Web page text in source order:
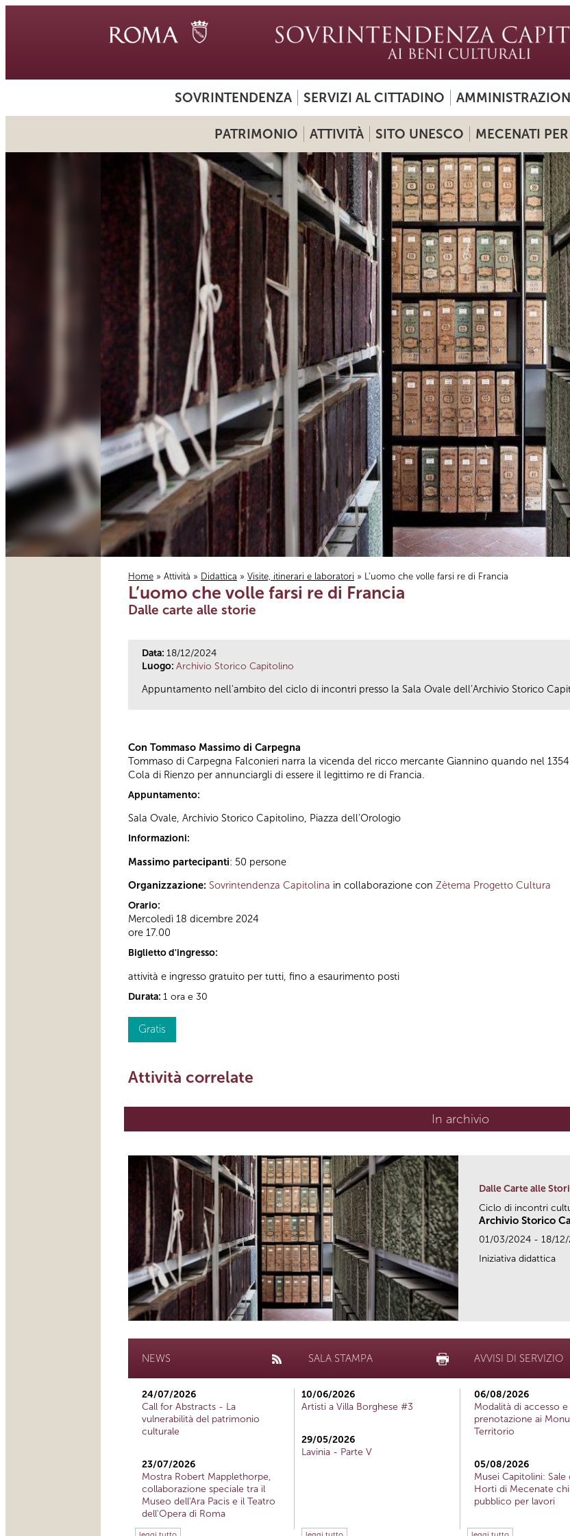
SOVRINTENDENZA SERVIZI AL CITTADINO
PATRIMONIO ATTIVITÀ SITO UNESCO MECENATI
Tu sei qui
Home » Attività » Didattica » Visite, itinerari e laboratori » L’uomo che volle farsi re di Francia
L’uomo che volle farsi re di Francia
Dalle carte alle storie
Data: 18/12/2024
Luogo: Archivio Storico Capitolino
Appuntamento nell'ambito del ciclo di incontri presso la Sala Ovale dell’Archivio Storico
Con Tommaso Massimo di Carpegna
Tommaso di Carpegna Falconieri narra la vicenda del ricco mercante Giannino quando nel
Cola di Rienzo per annunciargli di essere il legittimo re di Francia.
Appuntamento:
Sala Ovale, Archivio Storico Capitolino, Piazza dell’Orologio
Informazioni:
Massimo partecipanti: 50 persone
Organizzazione: Sovrintendenza Capitolina in collaborazione con Zètema Progetto Cultura
Orario:
Mercoledì 18 dicembre 2024
ore 17.00
Biglietto d'ingresso:
attività e ingresso gratuito per tutti, fino a esaurimento posti
Durata: 1 ora e 30
Gratis
Attività correlate
In archivio
Dalle Carte alle
Ciclo di incontri
Archivio Storico
01/03/2024 - 18/
Iniziativa didattica
NEWS
24/07/2026
Call for Abstracts - La
vulnerabilità del patrimonio
culturale
23/07/2026
Mostra Robert Mapplethorpe,
collaborazione speciale tra il
Museo dell'Ara Pacis e il Teatro
dell'Opera di Roma
SALA STAMPA
10/06/2026
Artisti a Villa Borghese #3
29/05/2026
Lavinia - Parte V
AVVISI DI SERVIZIO
06/08/2026
Modalità di accesso e
prenotazione ai
Territorio
05/08/2026
Musei Capitolini: Sale
Horti di Mecenate
pubblico per lavori